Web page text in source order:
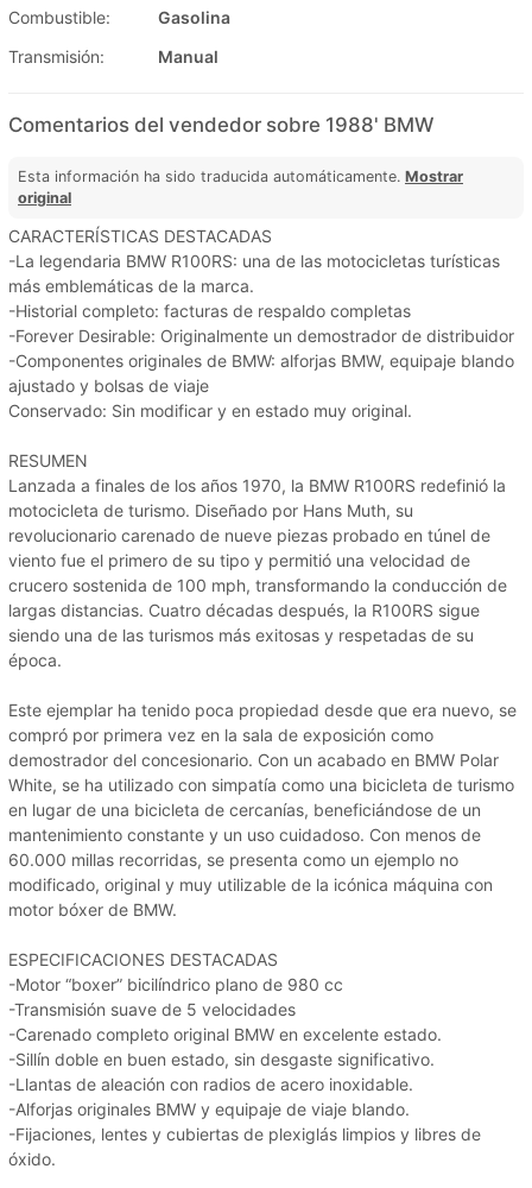
Combustible:
Gasolina
Transmisión:
Manual
Comentarios del vendedor sobre 1988' BMW
Esta información ha sido traducida automáticamente. Mostrar
original
CARACTERÍSTICAS DESTACADAS
-La legendaria BMW R100RS: una de las motocicletas turísticas
más emblemáticas de la marca.
-Historial completo: facturas de respaldo completas
-Forever Desirable: Originalmente un demostrador de distribuidor
-Componentes originales de BMW: alforjas BMW, equipaje blando
ajustado y bolsas de viaje
Conservado: Sin modificar y en estado muy original.
RESUMEN
Lanzada a finales de los años 1970, la BMW R100RS redefinió la
motocicleta de turismo. Diseñado por Hans Muth, su
revolucionario carenado de nueve piezas probado en túnel de
viento fue el primero de su tipo y permitió una velocidad de
crucero sostenida de 100 mph, transformando la conducción de
largas distancias. Cuatro décadas después, la R100RS sigue
siendo una de las turismos más exitosas y respetadas de su
época.
Este ejemplar ha tenido poca propiedad desde que era nuevo, se
compró por primera vez en la sala de exposición como
demostrador del concesionario. Con un acabado en BMW Polar
White, se ha utilizado con simpatía como una bicicleta de turismo
en lugar de una bicicleta de cercanías, beneficiándose de un
mantenimiento constante y un uso cuidadoso. Con menos de
60.000 millas recorridas, se presenta como un ejemplo no
modificado, original y muy utilizable de la icónica máquina con
motor bóxer de BMW.
ESPECIFICACIONES DESTACADAS
-Motor “boxer” bicilíndrico plano de 980 cc
-Transmisión suave de 5 velocidades
-Carenado completo original BMW en excelente estado.
-Sillín doble en buen estado, sin desgaste significativo.
-Llantas de aleación con radios de acero inoxidable.
-Alforjas originales BMW y equipaje de viaje blando.
-Fijaciones, lentes y cubiertas de plexiglás limpios y libres de
óxido.